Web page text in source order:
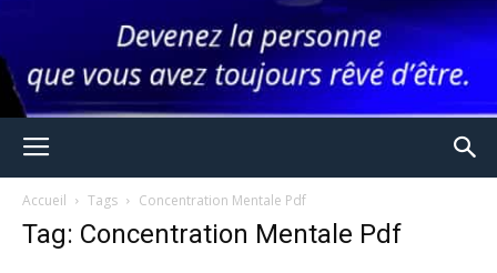
Accueil Tags Concentration Mentale Pdf
Tag: Concentration Mentale Pdf